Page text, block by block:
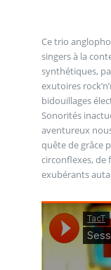
Ce trio
singers à la
synthétiques,
exutoires
bidouillages
Sonorités
aventureux
quête de grâce
circonflexes, de
exubérants